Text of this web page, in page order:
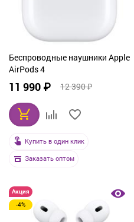
Беспроводные наушники Apple
AirPods 4
11 990 ₽ 12 390 ₽
Купить в один клик
Заказать оптом
Акция
-4%